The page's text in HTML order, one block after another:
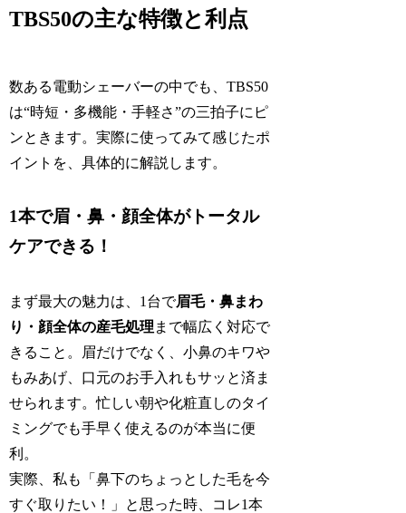
TBS50の主な特徴と利点
数ある電動シェーバーの中でも、TBS50
は“時短・多機能・手軽さ”の三拍子にピ
ンときます。実際に使ってみて感じたポ
イントを、具体的に解説します。
1本で眉・鼻・顔全体がトータル
ケアできる！
まず最大の魅力は、1台で眉毛・鼻まわ
り・顔全体の産毛処理 まで幅広く対応で
きること。眉だけでなく、小鼻のキワや
もみあげ、口元のお手入れもサッと済ま
せられます。忙しい朝や化粧直しのタイ
ミングでも手早く使えるのが本当に便
利。
実際、私も「鼻下のちょっとした毛を今
すぐ取りたい！」と思った時、コレ1本